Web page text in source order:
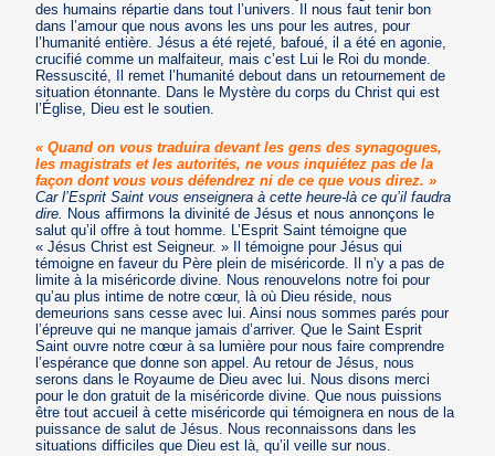
des humains répartie dans tout l’univers. Il nous faut tenir bon
dans l’amour que nous avons les uns pour les autres, pour
l’humanité entière. Jésus a été rejeté, bafoué, il a été en agonie,
crucifié comme un malfaiteur, mais c’est Lui le Roi du monde.
Ressuscité, Il remet l’humanité debout dans un retournement de
situation étonnante. Dans le Mystère du corps du Christ qui est
l’Église, Dieu est le soutien.
« Quand on vous traduira devant les gens des synagogues,
les magistrats et les autorités, ne vous inquiétez pas de la
façon dont vous vous défendrez ni de ce que vous direz. »
Car l’Esprit Saint vous enseignera à cette heure-là ce qu’il faudra
dire. Nous affirmons la divinité de Jésus et nous annonçons le
salut qu’il offre à tout homme. L’Esprit Saint témoigne que
« Jésus Christ est Seigneur. » Il témoigne pour Jésus qui
témoigne en faveur du Père plein de miséricorde. Il n’y a pas de
limite à la miséricorde divine. Nous renouvelons notre foi pour
qu’au plus intime de notre cœur, là où Dieu réside, nous
demeurions sans cesse avec lui. Ainsi nous sommes parés pour
l’épreuve qui ne manque jamais d’arriver. Que le Saint Esprit
Saint ouvre notre cœur à sa lumière pour nous faire comprendre
l’espérance que donne son appel. Au retour de Jésus, nous
serons dans le Royaume de Dieu avec lui. Nous disons merci
pour le don gratuit de la miséricorde divine. Que nous puissions
être tout accueil à cette miséricorde qui témoignera en nous de la
puissance de salut de Jésus. Nous reconnaissons dans les
situations difficiles que Dieu est là, qu’il veille sur nous.